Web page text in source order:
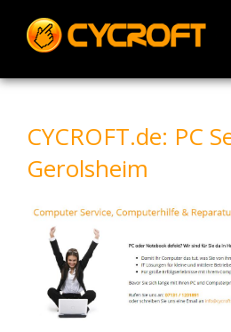
content
CYCROFT.de: PC
Gerolsheim